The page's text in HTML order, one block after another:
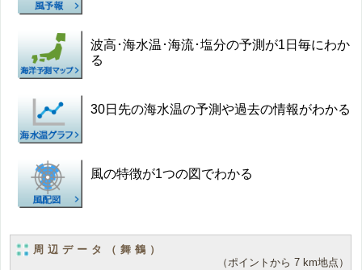
波高･海水温･海流･塩分の予測が1日毎にわか
る
30日先の海水温の予測や過去の情報がわかる
風の特徴が1つの図でわかる
周辺データ（舞鶴）
（ポイントから 7 km地点）